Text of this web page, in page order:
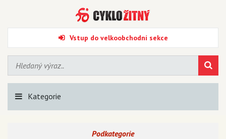
Vstup do velkoobchodní sekce
Kategorie
Podkategorie